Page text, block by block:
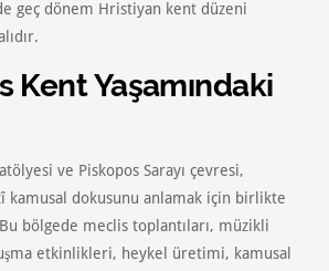
geç dönem Hristiyan kent düzeni
Kent Yaşamındaki
ve Piskopos Sarayı çevresi,
kamusal dokusunu anlamak için birlikte
bölgede meclis toplantıları, müzikli
etkinlikleri, heykel üretimi, kamusal